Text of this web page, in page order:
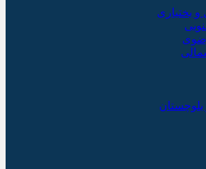
بختیاری